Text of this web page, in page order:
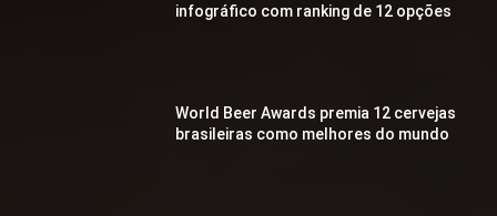
infográfico com ranking de 12 opções
World Beer Awards premia 12 cervejas
brasileiras como melhores do mundo